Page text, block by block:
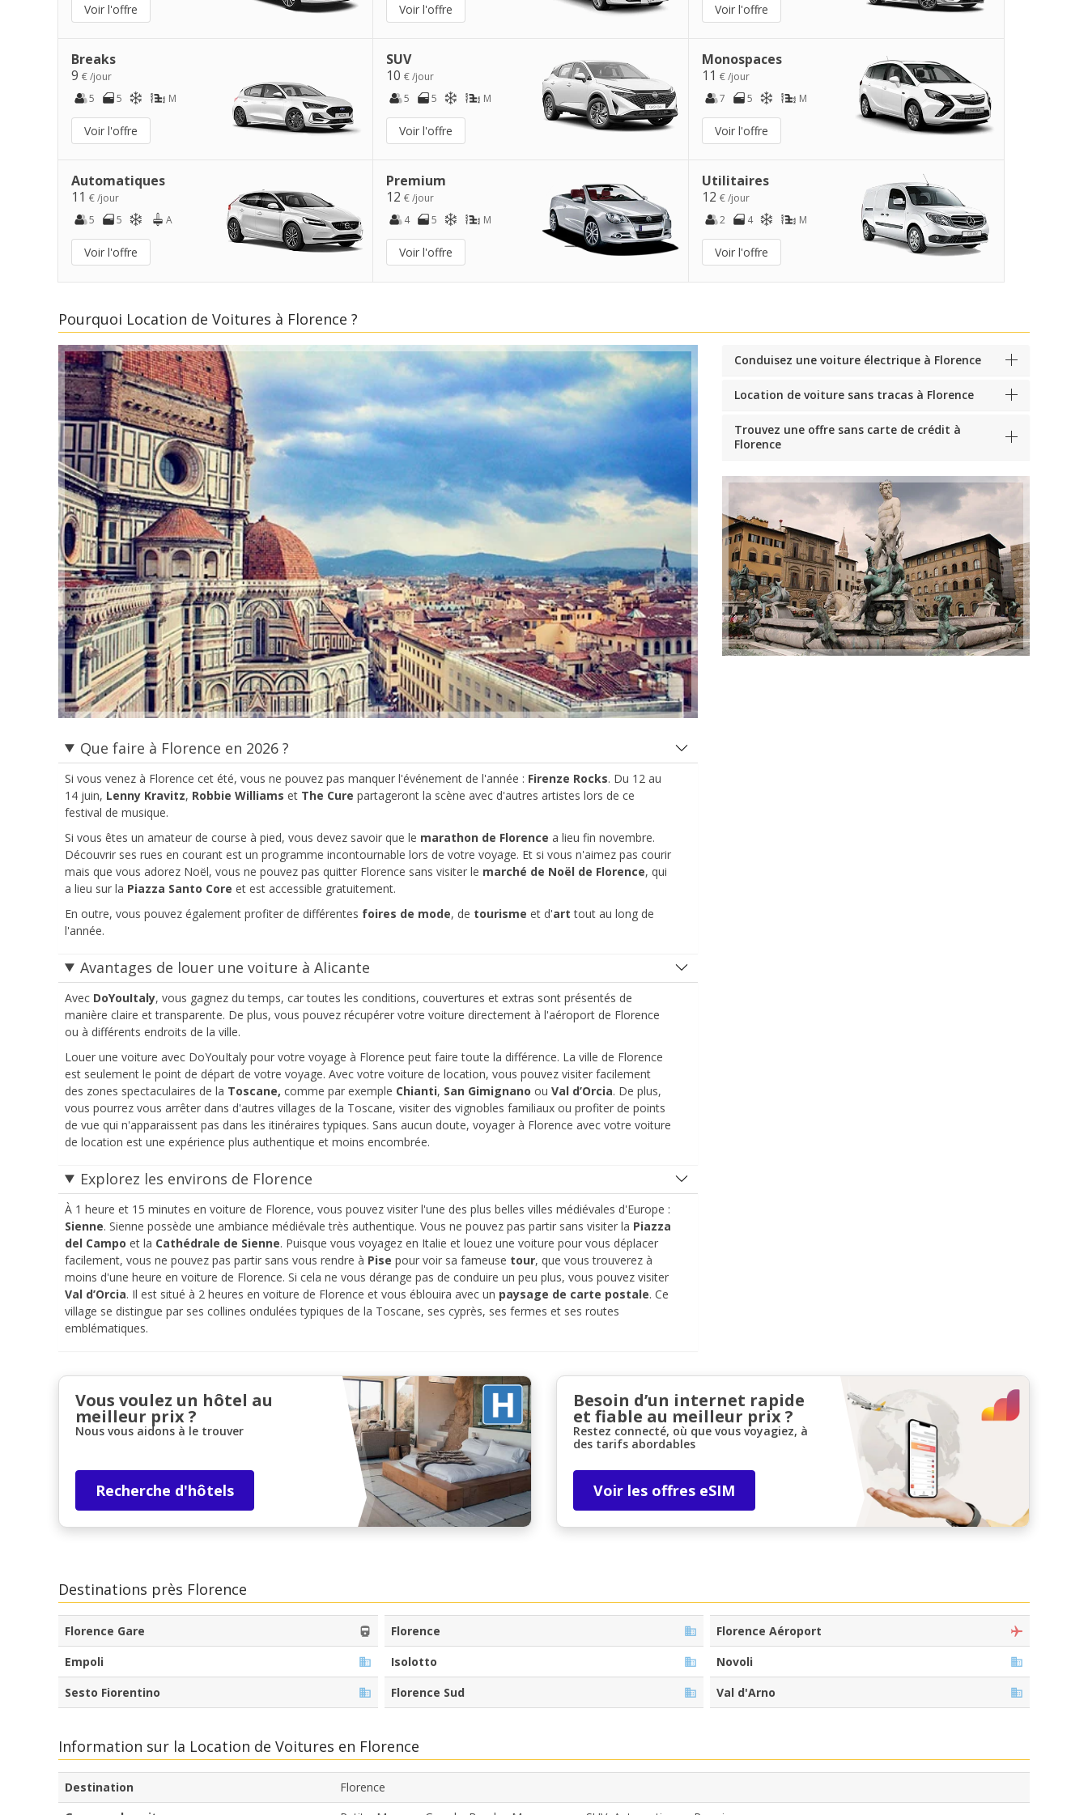
Voir l'offre Voir l'offre Voir l'offre
Breaks
9 € /jour
5
5 M
Voir l'offre
SUV
10€ /jour
5
5 M
Voir l'offre
Monospaces
11 € /jour
7
5 M
Voir l'offre
Automatiques
11 € /jour
5
5 A
Voir l'offre
Premium
12€ /jour
4
5 M
Voir l'offre
Utilitaires
12 € /jour
2
4 M
Voir l'offre
Pourquoi Location de Voitures à Florence ?
Que faire à Florence en 2026 ?
Si vous venez à Florence cet été, vous ne pouvez pas manquer l'événement de l'année : Firenze Rocks. Du 12 au
14 juin, Lenny Kravitz, Robbie Williams et The Cure partageront la scène avec d'autres artistes lors de ce
festival de musique.
Si vous êtes un amateur de course à pied, vous devez savoir que le marathon de Florence a lieu fin novembre.
Découvrir ses rues en courant est un programme incontournable lors de votre voyage. Et si vous n'aimez pas courir
mais que vous adorez Noël, vous ne pouvez pas quitter Florence sans visiter le marché de Noël de Florence, qui
a lieu sur la Piazza Santo Core et est accessible gratuitement.
En outre, vous pouvez également profiter de différentes foires de mode, de tourisme et d'arttout au long de
l'année.
Avantages de louer une voiture à Alicante
Avec DoYouItaly, vous gagnez du temps, car toutes les conditions, couvertures et extras sont présentés de
manière claire et transparente. De plus, vous pouvez récupérer votre voiture directement à l'aéroport de Florence
ou à différents endroits de la ville.
Louer une voiture avec DoYouItaly pour votre voyage à Florence peut faire toute la différence. La ville de Florence
est seulement le point de départ de votre voyage. Avec votre voiture de location, vous pouvez visiter facilement
des zones spectaculaires de la Toscane, comme par exemple Chianti, San Gimignano ou Val d’Orcia. De plus,
vous pourrez vous arrêter dans d'autres villages de la Toscane, visiter des vignobles familiaux ou profiter de points
de vue qui n'apparaissent pas dans les itinéraires typiques. Sans aucun doute, voyager à Florence avec votre voiture
de location est une expérience plus authentique et moins encombrée.
Explorez les environs de Florence
À 1 heure et 15 minutes en voiture de Florence, vous pouvez visiter l'une des plus belles villes médiévales d'Europe :
Sienne. Sienne possède une ambiance médiévale très authentique. Vous ne pouvez pas partir sans visiter la Piazza
del Campo et la Cathédrale de Sienne. Puisque vous voyagez en Italie et louez une voiture pour vous déplacer
facilement, vous ne pouvez pas partir sans vous rendre à Pise pour voir sa fameuse tour, que vous trouverez à
moins d'une heure en voiture de Florence. Si cela ne vous dérange pas de conduire un peu plus, vous pouvez visiter
Val d’Orcia. Il est situé à 2 heures en voiture de Florence et vous éblouira avec un paysage de carte postale. Ce
village se distingue par ses collines ondulées typiques de la Toscane, ses cyprès, ses fermes et ses routes
emblématiques.
Conduisez une voiture électrique à Florence
Location de voiture sans tracas à Florence
Trouvez une offre sans carte de crédit à
Florence
Vous voulez un hôtel au
meilleur prix ?
Nous vous aidons à le trouver
Recherche d'hôtels
Besoin d’un internet rapide
et fiable au meilleur prix ?
Restez connecté, où que vous voyagiez, à
des tarifs abordables
Voir les offres eSIM
Destinations près Florence
Florence Gare Florence
Florence Aéroport
Empoli
Isolotto
Novoli
Sesto Fiorentino
Florence Sud Val d'Arno
Information sur la Location de Voitures en Florence
Destination
Florence
Promotions spéciales
endroit